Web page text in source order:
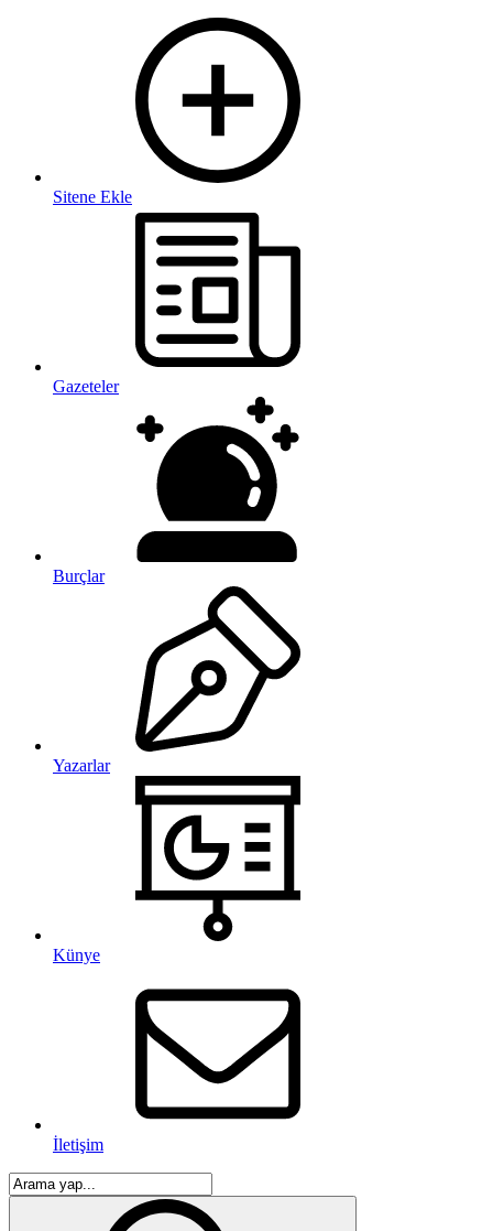
Sitene Ekle
Gazeteler
Burçlar
Yazarlar
Künye
İletişim